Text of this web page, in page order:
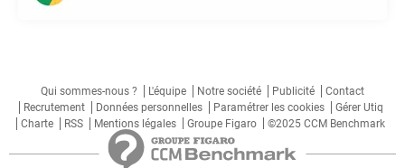
Qui sommes-nous ? L'équipe Notre société Publicité
Contact
Recrutement
Données personnelles Paramétrer les cookies
Gérer Utiq
Charte
RSS Mentions légales Groupe Figaro ©2025 CCM Benchmark